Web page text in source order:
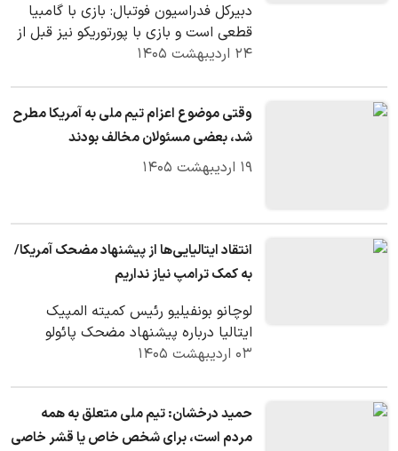
دبیرکل فدراسیون فوتبال: بازی با گامبیا
قطعی است و بازی با پورتوریکو نیز قبل از
جام جهانی پشت درهای بسته برگزار
۲۴ اردیبهشت ۱۴۰۵
وقتی موضوع اعزام تیم ملی به آمریکا مطرح
شد، بعضی مسئولان مخالف بودند
۱۹ اردیبهشت ۱۴۰۵
انتقاد ایتالیایی‌ها از پیشنهاد مضحک آمریکا/
به کمک ترامپ نیاز نداریم
لوچانو بونفیلیو رئیس کمیته المپیک
ایتالیا درباره پیشنهاد مضحک پائولو
زامپولی فرستاده ویژه دولت آمریکا به
۰۳ اردیبهشت ۱۴۰۵
حمید درخشان: تیم ملی متعلق به همه
مردم است، برای شخص خاص یا قشر خاصی